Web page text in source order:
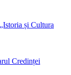
și Cultura